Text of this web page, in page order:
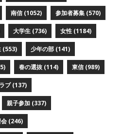
南信(1052) 参加者募集 (570)
大学生 (736) 女性 (1184)
(553) 少年の部 (141)
春の選抜 (114) 東信(989)
ブ(137)
親子参加 (337)
(246)